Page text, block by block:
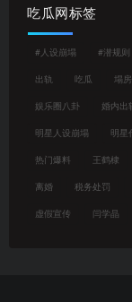
吃瓜网标签
#人设崩塌 #潜规则
出轨 吃瓜 塌房
娱乐圈八卦 婚内出
明星人设崩塌 明星
热门爆料 王鹤棣
离婚 税务处罚
虚假宣传 闫学晶